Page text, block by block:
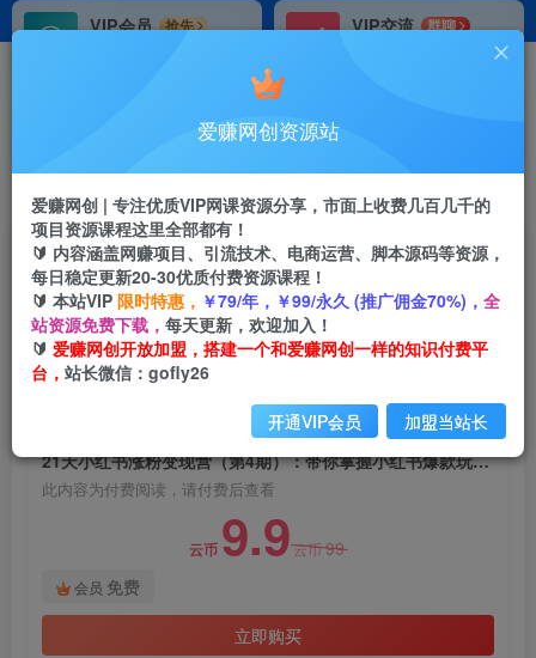
VIP会员
抢先
VIP交流
群聊
研究探讨更多创业项目路子。
会员专属推广链接
首页 创业课程 会员免费 正文
21天小红书涨粉变现营（第4期）：带你掌握小红
书爆款玩法，月赚10W+秘密
爱赚网创
2年前发布
关注 私信
21天小红书涨粉变现营（第4期）：带你掌握小红书爆款玩法，月赚10W+秘密
此内容为付费阅读，请付费后查看
云币 9.9云币99
会员 免费
立即购买
爱赚网创资源站
爱赚网创 | 专注优质VIP网课资源分享，市面上收费几百几千的
项目资源课程这里全部都有！
🔰 内容涵盖网赚项目、引流技术、电商运营、脚本源码等资源，
每日稳定更新20-30优质付费资源课程！
🔰 本站VIP 限时特惠， ￥79/年，￥99/永久 (推广佣金70%)， 全
站资源免费下载， 每天更新，欢迎加入！
🔰 爱赚网创开放加盟，搭建一个和爱赚网创一样的知识付费平
台， 站长微信：gofly26
开通VIP会员 加盟当站长